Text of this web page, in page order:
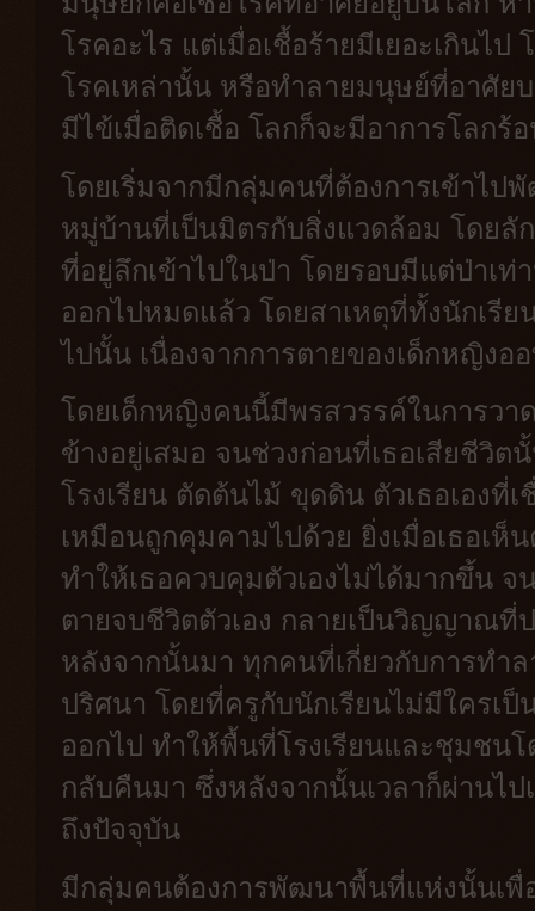
โรคอะไร แต่เมื่อเชื้อร้ายมีเยอะเกินไป
โรคเหล่านั้น หรือทำลายมนุษย์ที่อาศัย
มีไข้เมื่อติดเชื้อ โลกก็จะมีอาการโลกร้
โดยเริ่มจากมีกลุ่มคนที่ต้องการเข้าไป
หมู่บ้านที่เป็นมิตรกับสิ่งแวดล้อม โดยลั
ที่อยู่ลึกเข้าไปในป่า โดยรอบมีแต่ป่าเ
ออกไปหมดแล้ว โดยสาเหตุที่ทั้งนักเรี
ไปนั้น เนื่องจากการตายของเด็กหญิง
โดยเด็กหญิงคนนี้มีพรสวรรค์ในการวา
ข้างอยู่เสมอ จนช่วงก่อนที่เธอเสียชีวิ
โรงเรียน ตัดต้นไม้ ขุดดิน ตัวเธอเองที่
เหมือนถูกคุมคามไปด้วย ยิ่งเมื่อเธอเห็
ทำให้เธอควบคุมตัวเองไม่ได้มากขึ้น
ตายจบชีวิตตัวเอง กลายเป็นวิญญาณที่
หลังจากนั้นมา ทุกคนที่เกี่ยวกับการทำ
ปริศนา โดยที่ครูกับนักเรียนไม่มีใครเป็
ออกไป ทำให้พื้นที่โรงเรียนและชุมชน
กลับคืนมา ซึ่งหลังจากนั้นเวลาก็ผ่านไป
ถึงปัจจุบัน
มีกลุ่มคนต้องการพัฒนาพื้นที่แห่งนั้นเพื่